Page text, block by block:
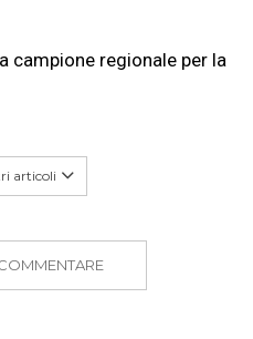
campione regionale per la
articoli